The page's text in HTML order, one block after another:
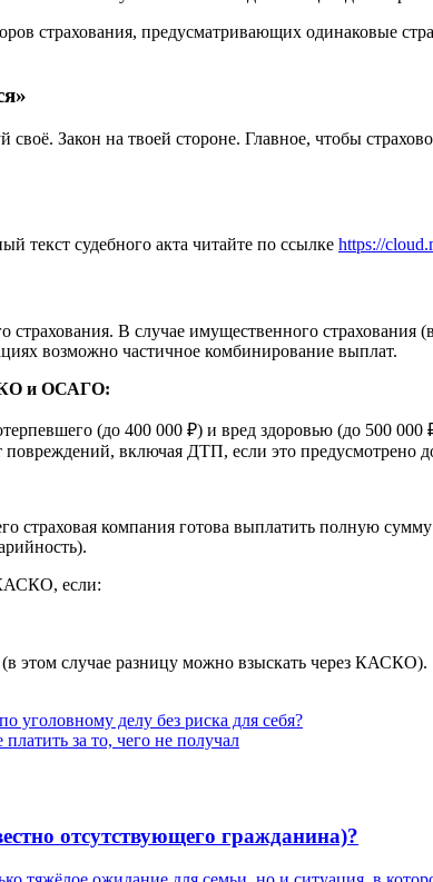
страхования, предусматривающих одинаковые
своё. Закон на твоей стороне. Главное, чтобы
судебного акта читайте по ссылке https://
страхования. В случае имущественного
возможно частичное комбинирование выплат.
и ОСАГО:
(до 400 000 ₽) и вред здоровью (до 500 000
включая ДТП, если это предусмотрено
страховая компания готова выплатить полную
если:
этом случае разницу можно взыскать через КАСКО).
уголовному делу без риска для себя?
за то, чего не получал
отсутствующего гражданина)?